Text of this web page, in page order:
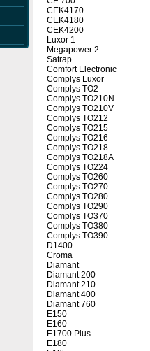
CEK4170
CEK4180
CEK4200
Luxor 1
Megapower 2
Satrap
Comfort Electronic
Complys Luxor
Complys TO2
Complys TO210N
Complys TO210V
Complys TO212
Complys TO215
Complys TO216
Complys TO218
Complys TO218A
Complys TO224
Complys TO260
Complys TO270
Complys TO280
Complys TO290
Complys TO370
Complys TO380
Complys TO390
D1400
Croma
Diamant
Diamant 200
Diamant 210
Diamant 400
Diamant 760
E150
E160
E1700 Plus
E180